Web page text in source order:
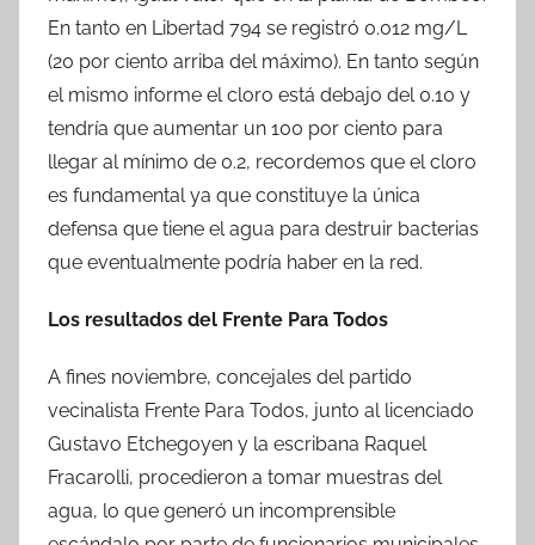
En tanto en Libertad 794 se registró 0.012 mg/L
(20 por ciento arriba del máximo). En tanto según
el mismo informe el cloro está debajo del 0.10 y
tendría que aumentar un 100 por ciento para
llegar al mínimo de 0.2, recordemos que el cloro
es fundamental ya que constituye la única
defensa que tiene el agua para destruir bacterias
que eventualmente podría haber en la red.
Los resultados del Frente Para Todos
A fines noviembre, concejales del partido
vecinalista Frente Para Todos, junto al licenciado
Gustavo Etchegoyen y la escribana Raquel
Fracarolli, procedieron a tomar muestras del
agua, lo que generó un incomprensible